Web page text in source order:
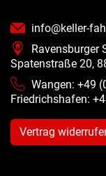
info@keller-
Ravensburger
Spatenstraße 20,
Wangen: +49
Friedrichshafen:
Vertrag